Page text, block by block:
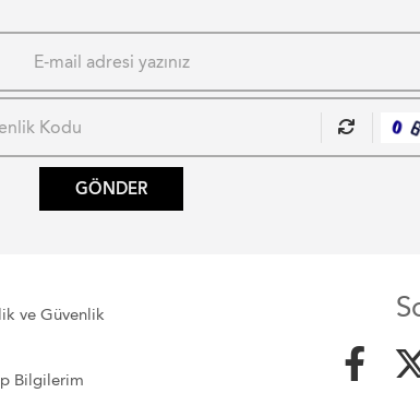
GÖNDER
ve Güvenlik
Bilgilerim